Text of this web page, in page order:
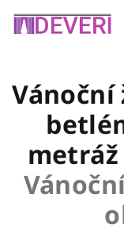
Vánoční
metráž